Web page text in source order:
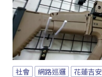
社會 網路巡邏 花蓮吉安